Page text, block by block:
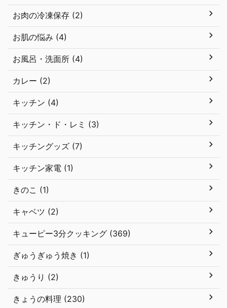
お肉の冷凍保存 (2)
お肌の悩み (4)
お風呂・洗面所 (4)
カレー (2)
キッチン (4)
キッチン・ド・レミ (3)
キッチングッズ (7)
キッチン家電 (1)
きのこ (1)
キャベツ (2)
キューピー3分クッキング (369)
ぎゅうぎゅう焼き (1)
きゅうり (2)
きょうの料理 (230)